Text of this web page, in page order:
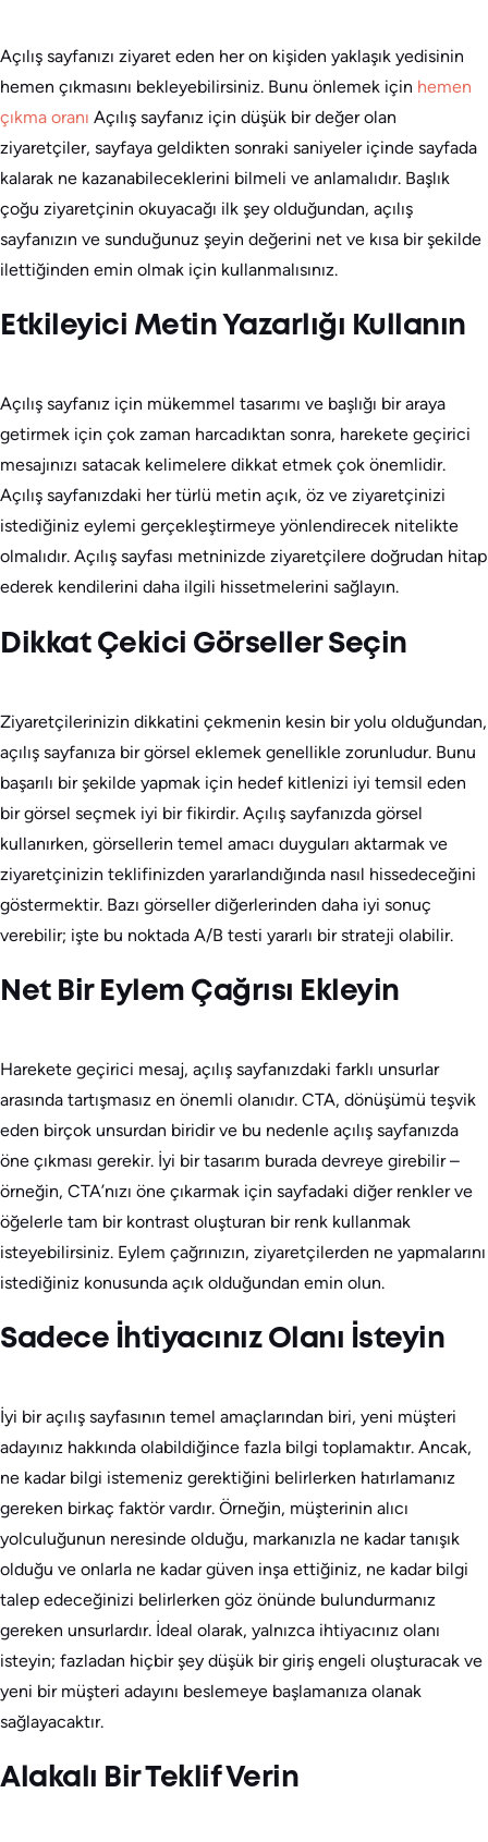
Açılış sayfanızı ziyaret eden her on kişiden yaklaşık yedisinin
hemen çıkmasını bekleyebilirsiniz. Bunu önlemek için hemen
çıkma oranı Açılış sayfanız için düşük bir değer olan
ziyaretçiler, sayfaya geldikten sonraki saniyeler içinde sayfada
kalarak ne kazanabileceklerini bilmeli ve anlamalıdır. Başlık
çoğu ziyaretçinin okuyacağı ilk şey olduğundan, açılış
sayfanızın ve sunduğunuz şeyin değerini net ve kısa bir şekilde
ilettiğinden emin olmak için kullanmalısınız.
Etkileyici Metin Yazarlığı Kullanın
Açılış sayfanız için mükemmel tasarımı ve başlığı bir araya
getirmek için çok zaman harcadıktan sonra, harekete geçirici
mesajınızı satacak kelimelere dikkat etmek çok önemlidir.
Açılış sayfanızdaki her türlü metin açık, öz ve ziyaretçinizi
istediğiniz eylemi gerçekleştirmeye yönlendirecek nitelikte
olmalıdır. Açılış sayfası metninizde ziyaretçilere doğrudan hitap
ederek kendilerini daha ilgili hissetmelerini sağlayın.
Dikkat Çekici Görseller Seçin
Ziyaretçilerinizin dikkatini çekmenin kesin bir yolu olduğundan,
açılış sayfanıza bir görsel eklemek genellikle zorunludur. Bunu
başarılı bir şekilde yapmak için hedef kitlenizi iyi temsil eden
bir görsel seçmek iyi bir fikirdir. Açılış sayfanızda görsel
kullanırken, görsellerin temel amacı duyguları aktarmak ve
ziyaretçinizin teklifinizden yararlandığında nasıl hissedeceğini
göstermektir. Bazı görseller diğerlerinden daha iyi sonuç
verebilir; işte bu noktada A/B testi yararlı bir strateji olabilir.
Net Bir Eylem Çağrısı Ekleyin
Harekete geçirici mesaj, açılış sayfanızdaki farklı unsurlar
arasında tartışmasız en önemli olanıdır. CTA, dönüşümü teşvik
eden birçok unsurdan biridir ve bu nedenle açılış sayfanızda
öne çıkması gerekir. İyi bir tasarım burada devreye girebilir –
örneğin, CTA’nızı öne çıkarmak için sayfadaki diğer renkler ve
öğelerle tam bir kontrast oluşturan bir renk kullanmak
isteyebilirsiniz. Eylem çağrınızın, ziyaretçilerden ne yapmalarını
istediğiniz konusunda açık olduğundan emin olun.
Sadece İhtiyacınız Olanı İsteyin
İyi bir açılış sayfasının temel amaçlarından biri, yeni müşteri
adayınız hakkında olabildiğince fazla bilgi toplamaktır. Ancak,
ne kadar bilgi istemeniz gerektiğini belirlerken hatırlamanız
gereken birkaç faktör vardır. Örneğin, müşterinin alıcı
yolculuğunun neresinde olduğu, markanızla ne kadar tanışık
olduğu ve onlarla ne kadar güven inşa ettiğiniz, ne kadar bilgi
talep edeceğinizi belirlerken göz önünde bulundurmanız
gereken unsurlardır. İdeal olarak, yalnızca ihtiyacınız olanı
isteyin; fazladan hiçbir şey düşük bir giriş engeli oluşturacak ve
yeni bir müşteri adayını beslemeye başlamanıza olanak
sağlayacaktır.
Alakalı Bir Teklif Verin